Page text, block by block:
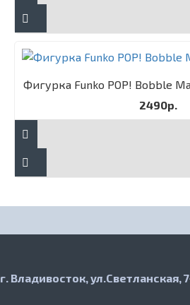
Фигурка Funko POP! Bobble
2490р.
г. Владивосток, ул.Светланская, 7